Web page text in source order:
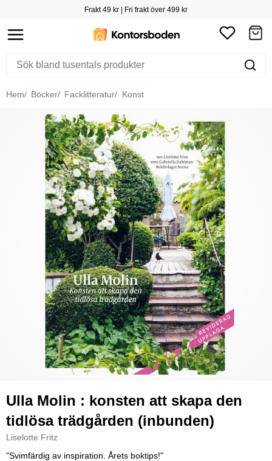
Frakt 49 kr | Fri frakt över 499 kr
Hem Böcker Facklitteratur Konst
Ulla Molin : konsten att skapa den
tidlösa trädgården (inbunden)
Liselotte Fritz
"Svimfärdig av inspiration. Årets boktips!"